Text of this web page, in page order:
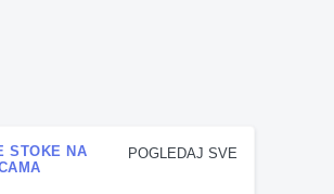
POGLEDAJ SVE
STOKE NA